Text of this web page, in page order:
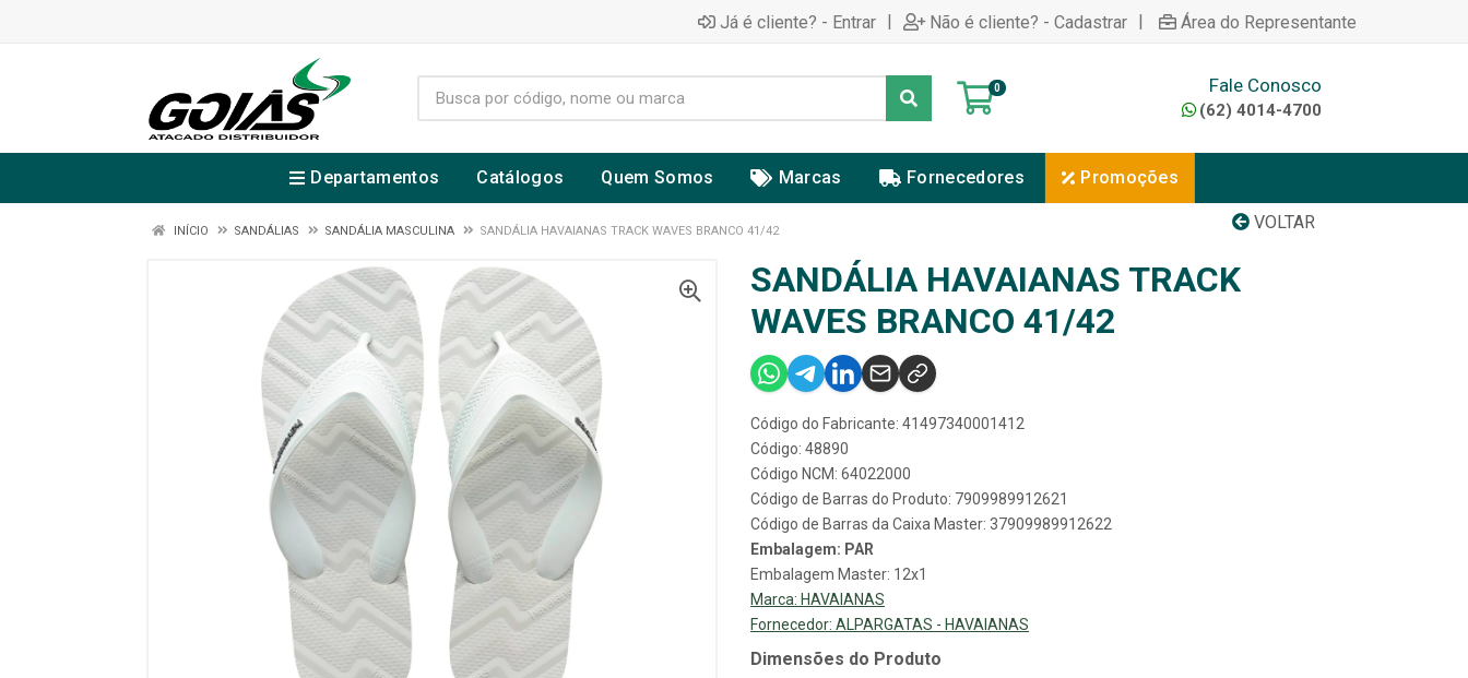
Já é cliente? - Entrar | Não é cliente? - Cadastrar | Área do Representante
0 Fale Conosco
(62) 4014-4700
Departamentos Catálogos Quem Somos Marcas Fornecedores Promoções
VOLTAR
INÍCIO SANDÁLIAS SANDÁLIA MASCULINA SANDÁLIA HAVAIANAS TRACK WAVES BRANCO 41/42
SANDÁLIA HAVAIANAS TRACK
WAVES BRANCO 41/42
Código do Fabricante: 41497340001412
Código: 48890
Código NCM: 64022000
Código de Barras do Produto: 7909989912621
Código de Barras da Caixa Master: 37909989912622
Embalagem: PAR
Embalagem Master: 12x1
Marca: HAVAIANAS
Fornecedor: ALPARGATAS - HAVAIANAS
Dimensões do Produto